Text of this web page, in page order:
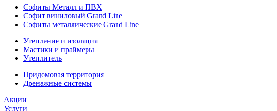
Софиты Металл и ПВХ
Софит виниловый Grand Line
Софиты металлические Grand Line
Утепление и изоляция
Мастики и праймеры
Утеплитель
Придомовая территория
Дренажные системы
Акции
Услуги